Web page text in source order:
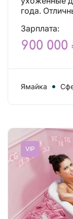
года.
Зарплата:
900 000
Ямайка
VIP